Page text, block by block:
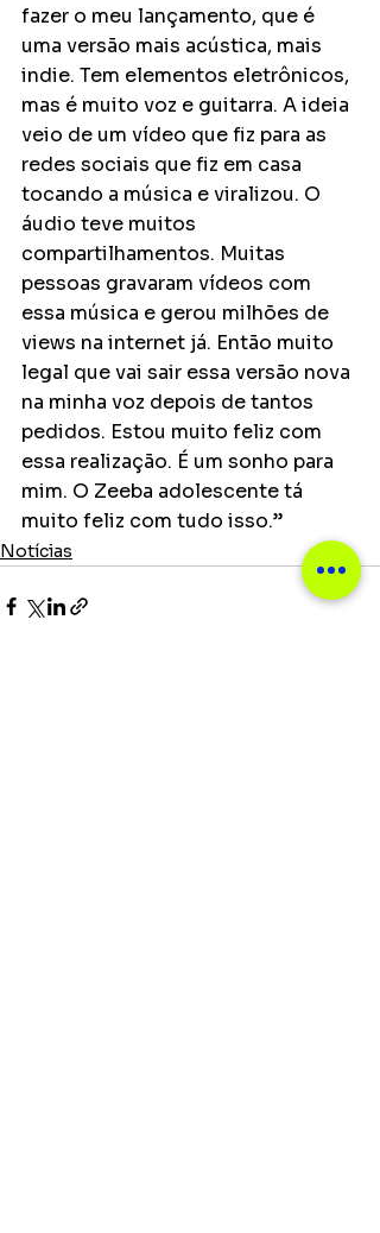
fazer o meu lançamento, que é
uma versão mais acústica, mais
indie. Tem elementos eletrônicos,
mas é muito voz e guitarra. A ideia
veio de um vídeo que fiz para as
redes sociais que fiz em casa
tocando a música e viralizou. O
áudio teve muitos
compartilhamentos. Muitas
pessoas gravaram vídeos com
essa música e gerou milhões de
views na internet já. Então muito
legal que vai sair essa versão nova
na minha voz depois de tantos
pedidos. Estou muito feliz com
essa realização. É um sonho para
mim. O Zeeba adolescente tá
muito feliz com tudo isso.”
Notícias